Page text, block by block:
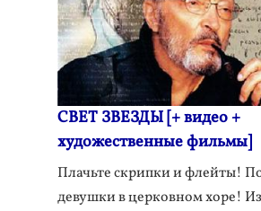
СВЕТ ЗВЕЗДЫ [+ видео +
художественные фильмы]
Плачьте скрипки и флейты!
девушки в церковном хоре!